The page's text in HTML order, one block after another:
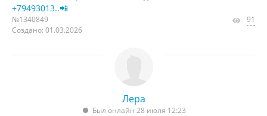
+79493013..📲
№1340849
Создано: 01.03.2026
91
Лера
Был онлайн 28 июля 12:23